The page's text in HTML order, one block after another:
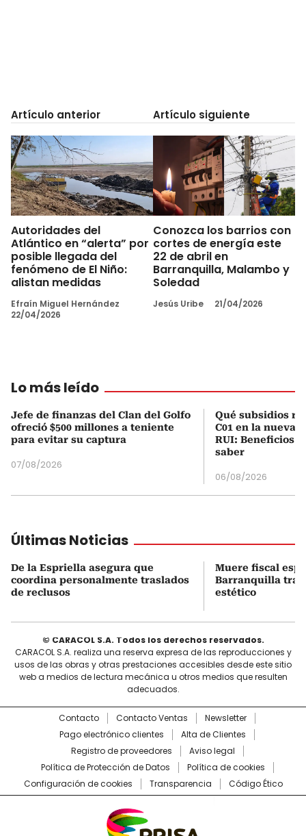
Artículo anterior
Autoridades del
Atlántico en “alerta” por
posible llegada del
fenómeno de El Niño:
alistan medidas
Efraín Miguel Hernández
22/04/2026
Artículo siguiente
Conozca los barrios con
cortes de energía este
22 de abril en
Barranquilla, Malambo y
Soledad
Jesús Uribe 21/04/2026
Lo más leído
Jefe de finanzas del Clan del Golfo
ofreció $500 millones a teniente
para evitar su captura
07/08/2026
Qué subsidios
C01 en la nueva
RUI: Beneficios
saber
06/08/2026
Últimas Noticias
De la Espriella asegura que
coordina personalmente traslados
de reclusos
Muere fiscal
Barranquilla
estético
© CARACOL S.A. Todos los derechos reservados.
CARACOL S.A. realiza una reserva expresa de las reproducciones y
usos de las obras y otras prestaciones accesibles desde este sitio
web a medios de lectura mecánica u otros medios que resulten
adecuados.
Contacto Contacto Ventas
Newsletter
Pago electrónico clientes
Alta de Clientes
Registro de proveedores
Aviso legal
Política de Protección de Datos
Política de cookies
Configuración de cookies
Transparencia Código Ético